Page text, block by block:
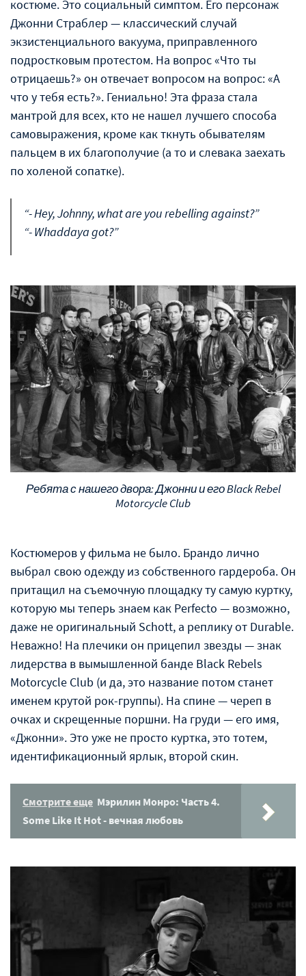
костюме. Это социальный симптом. Его персонаж
Джонни Страблер — классический случай
экзистенциального вакуума, приправленного
подростковым протестом. На вопрос «Что ты
отрицаешь?» он отвечает вопросом на вопрос: «А
что у тебя есть?». Гениально! Эта фраза стала
мантрой для всех, кто не нашел лучшего способа
самовыражения, кроме как ткнуть обывателям
пальцем в их благополучие (а то и слевака заехать
по холеной сопатке).
“- Hey, Johnny, what are you rebelling against?”
“- Whaddaya got?”
Ребята с нашего двора: Джонни и его Black Rebel
Motorcycle Club
Костюмеров у фильма не было. Брандо лично
выбрал свою одежду из собственного гардероба. Он
притащил на съемочную площадку ту самую куртку,
которую мы теперь знаем как Perfecto — возможно,
даже не оригинальный Schott, а реплику от Durable.
Неважно! На плечики он прицепил звезды — знак
лидерства в вымышленной банде Black Rebels
Motorcycle Club (и да, это название потом станет
именем крутой рок-группы). На спине — череп в
очках и скрещенные поршни. На груди — его имя,
«Джонни». Это уже не просто куртка, это тотем,
идентификационный ярлык, второй скин.
Смотрите еще Мэрилин Монро: Часть 4.
Some Like It Hot - вечная любовь